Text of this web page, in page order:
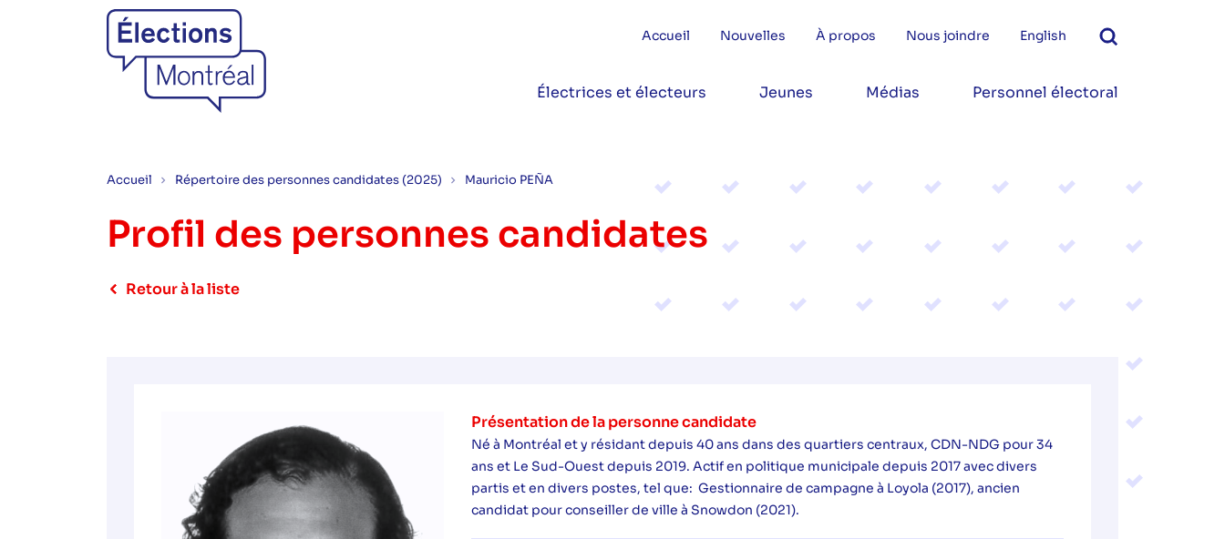
Accueil Nouvelles À propos Nous joindre English
Électrices et électeurs Jeunes Médias Personnel électoral
Accueil Répertoire des personnes candidates (2025) Mauricio PEÑA
Profil des personnes candidates
Retour à la liste
Présentation de la personne candidate
Né à Montréal et y résidant depuis 40 ans dans des quartiers centraux, CDN-NDG pour 34
ans et Le Sud-Ouest depuis 2019. Actif en politique municipale depuis 2017 avec divers
partis et en divers postes, tel que: Gestionnaire de campagne à Loyola (2017), ancien
candidat pour conseiller de ville à Snowdon (2021).